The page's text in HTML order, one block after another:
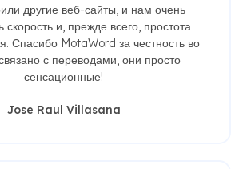
другие веб-сайты, и нам очень
скорость и, прежде всего, простота
Спасибо MotaWord за честность во
с переводами, они просто
сенсационные!
Jose Raul Villasana